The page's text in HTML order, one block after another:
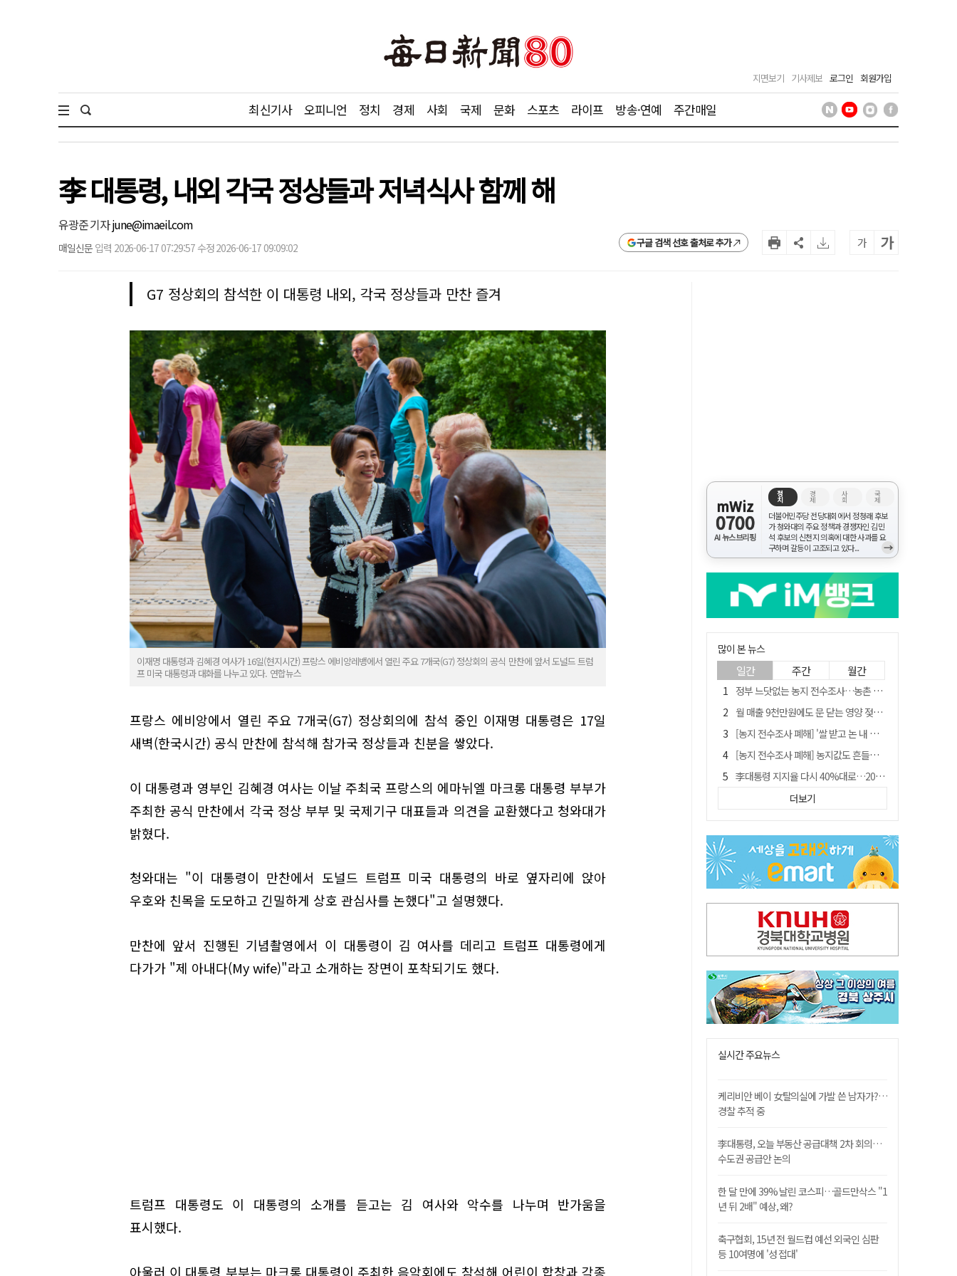
지면보기 기사제보 로그인 회원가입
최신기사 오피니언 정치 경제 사회 국제 문화 스포츠 라이프 방송·연예 주간매일
李 대통령, 내외 각국 정상들과 저녁식사 함께 해
유광준 기자june@imaeil.com
매일신문 입력 2026-06-17 07:29:57 수정 2026-06-17 09:09:02 구글 검색 선호 출처로 추가 가 가
G7 정상회의 참석한 이 대통령 내외, 각국 정상들과 만찬 즐겨
이재명 대통령과 김혜경 여사가 16일(현지시간) 프랑스 에비앙레뱅에서 열린 주요 7개국(G7) 정상회의 공식 만찬에 앞서 도널드 트럼
프 미국 대통령과 대화를 나누고 있다. 연합뉴스
프랑스 에비앙에서 열린 주요 7개국(G7) 정상회의에 참석 중인 이재명 대통령은 17일
새벽(한국시간) 공식 만찬에 참석해 참가국 정상들과 친분을 쌓았다.
이 대통령과 영부인 김혜경 여사는 이날 주최국 프랑스의 에마뉘엘 마크롱 대통령 부부가
주최한 공식 만찬에서 각국 정상 부부 및 국제기구 대표들과 의견을 교환했다고 청와대가
밝혔다.
청와대는 "이 대통령이 만찬에서 도널드 트럼프 미국 대통령의 바로 옆자리에 앉아
우호와 친목을 도모하고 긴밀하게 상호 관심사를 논했다"고 설명했다.
만찬에 앞서 진행된 기념촬영에서 이 대통령이 김 여사를 데리고 트럼프 대통령에게
다가가 "제 아내다(My wife)"라고 소개하는 장면이 포착되기도 했다.
트럼프 대통령도 이 대통령의 소개를 듣고는 김 여사와 악수를 나누며 반가움을
표시했다.
아울러 이 대통령 부부는 마크롱 대통령이 주최한 음악회에도 참석해 어린이 합창과 각종
mWiz
0700
AI 뉴스브리핑
정
치
경
제
사
회
국
제
더불어민주당 전당대회에서 정청래 후보
가 청와대의 주요 정책과 경쟁자인 김민
석 후보의 신천지 의혹에 대한 사과를 요
구하며 갈등이 고조되고 있다...
→
많이 본 뉴스
일간 주간 월간
정부 느닷없는 농지 전수조사…농촌 들쑤시는 '경자유전'의 칼날
월 매출 9천만원에도 문 닫는 영양 젖소농장… "일할 사람이 없어"
[농지 전수조사 폐해] '쌀 받고 논 내 준' 도지농 이제 어쩌나?
[농지 전수조사 폐해] 농지값도 흔들리나…"도지 막히면 헐값 매물 나올 수도"
李대통령 지지율 다시 40%대로…20대는 18.8%p 급락
유승민 "尹 졸업한 서울대 법대·충암고도 없애야"…李 육사 통합 직격
지역활성화 펀드 9호…포항 AI 데이터센터에 6천억 투입
국민 51.9% "李 대통령 재판 재개 필요하다"
'솔리다임 IPO 추진설' SK하이닉스, 주가 9% 급락
더보기
실시간 주요뉴스
케리비안 베이 女탈의실에 가발 쓴 남자가?…
경찰 추적 중
李대통령, 오늘 부동산 공급대책 2차 회의…
수도권 공급안 논의
한 달 만에 39% 날린 코스피…골드만삭스 "1
년 뒤 2배" 예상, 왜?
축구협회, 15년 전 월드컵 예선 외국인 심판
등 10여명에 '성 접대'